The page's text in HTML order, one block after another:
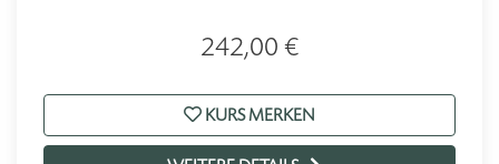
242,00 €
KURS MERKEN